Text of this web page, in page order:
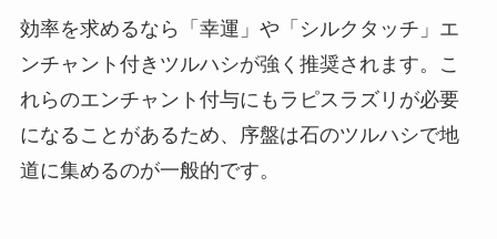
効率を求めるなら「幸運」や「シルクタッチ」エ
ンチャント付きツルハシが強く推奨されます。こ
れらのエンチャント付与にもラピスラズリが必要
になることがあるため、序盤は石のツルハシで地
道に集めるのが一般的です。